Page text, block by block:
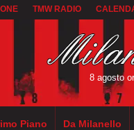
TMW RADIO
8 agosto
Piano Da Milanello